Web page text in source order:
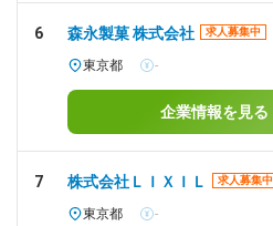
6 森永製菓 株式会社 求人募集中
東京都 -
企業情報を見る
7 株式会社ＬＩＸＩＬ 求人募集中
東京都 -